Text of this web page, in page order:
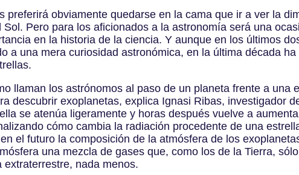
preferirá obviamente quedarse en la cama que ir a ver la
Pero para los aficionados a la astronomía será una
en la historia de la ciencia. Y aunque en los últimos
a una mera curiosidad astronómica, en la última década
llaman los astrónomos al paso de un planeta frente a una
descubrir exoplanetas, explica Ignasi Ribas, investigador
se atenúa ligeramente y horas después vuelve a
cómo cambia la radiación procedente de una
el futuro la composición de la atmósfera de los
una mezcla de gases que, como los de la Tierra,
nada menos.